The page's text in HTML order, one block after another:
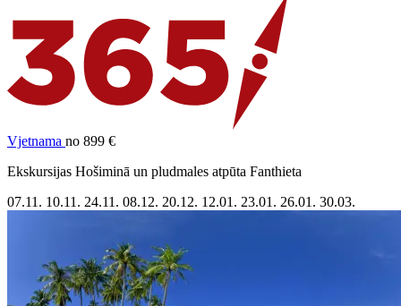
Vjetnama no 899 €
Ekskursijas Hošiminā un pludmales atpūta Fanthieta
07.11. 10.11. 24.11. 08.12. 20.12. 12.01. 23.01. 26.01. 30.03.